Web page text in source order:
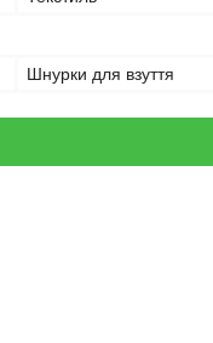
Шнурки для взуття